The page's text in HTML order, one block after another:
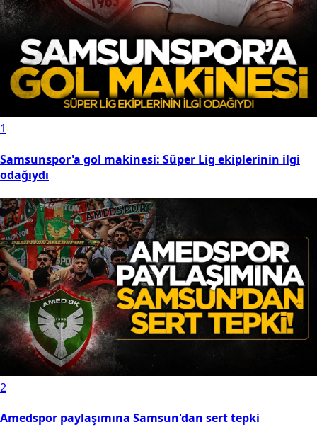
1
Samsunspor'a gol makinesi: Süper Lig ekiplerinin ilgi
odağıydı
2
Amedspor paylaşımına Samsun'dan sert tepki